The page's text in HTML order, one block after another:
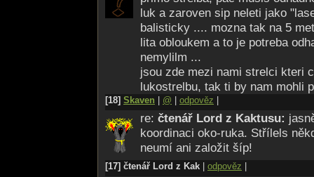
luk a zaroven sip neleti jako
balisticky .... mozna tak na 5
lita obloukem a to je potreba
nemylilm ...
jsou zde mezi nami strelci kteri
lukostrelbu, tak ti by nam mohli
[18] Skaven @ odpověz
re: čtenář Lord z Kaktusu:
koordinaci oko-ruka. Střílels
neumí ani založit šíp!
[17] čtenář Lord z Kak odpověz